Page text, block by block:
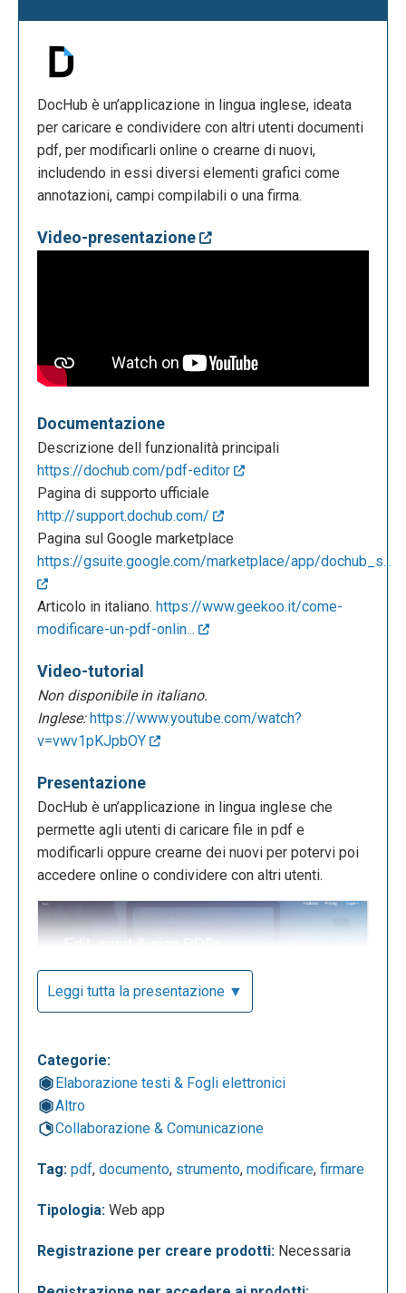
DocHub è un’applicazione in lingua inglese, ideata
per caricare e condividere con altri utenti documenti
pdf, per modificarli online o crearne di nuovi,
includendo in essi diversi elementi grafici come
annotazioni, campi compilabili o una firma.
Video-presentazione
Documentazione
Descrizione dell funzionalità principali
https://dochub.com/pdf-editor
Pagina di supporto ufficiale
http://support.dochub.com/
Pagina sul Google marketplace
https://gsuite.google.com/marketplace/app/dochub_s...
Articolo in italiano. https://www.geekoo.it/come-
modificare-un-pdf-onlin...
Video-tutorial
Non disponibile in italiano.
Inglese: https://www.youtube.com/watch?
v=vwv1pKJpbOY
Presentazione
DocHub è un’applicazione in lingua inglese che
permette agli utenti di caricare file in pdf e
modificarli oppure crearne dei nuovi per potervi poi
accedere online o condividere con altri utenti.
L’applicazione prevede un profilo gratuito o a
pagamento con maggiori funzionalità.
Leggi tutta la presentazione ▼
Categorie:
Elaborazione testi & Fogli elettronici
Altro
Collaborazione & Comunicazione
Tag: pdf, documento, strumento, modificare, firmare
Tipologia: Web app
Registrazione per creare prodotti: Necessaria